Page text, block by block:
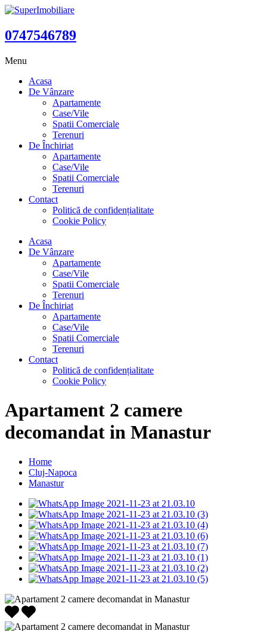
0747546789
Menu
Acasa
De Vânzare
Apartamente
Case/Vile
Spatii Comerciale
Terenuri
De Închiriat
Apartamente
Case/Vile
Spatii Comerciale
Terenuri
Contact
Politică de confidențialitate
Cookie Policy
Acasa
De Vânzare
Apartamente
Case/Vile
Spatii Comerciale
Terenuri
De Închiriat
Apartamente
Case/Vile
Spatii Comerciale
Terenuri
Contact
Politică de confidențialitate
Cookie Policy
Apartament 2 camere
decomandat in Manastur
Home
Cluj-Napoca
Manastur